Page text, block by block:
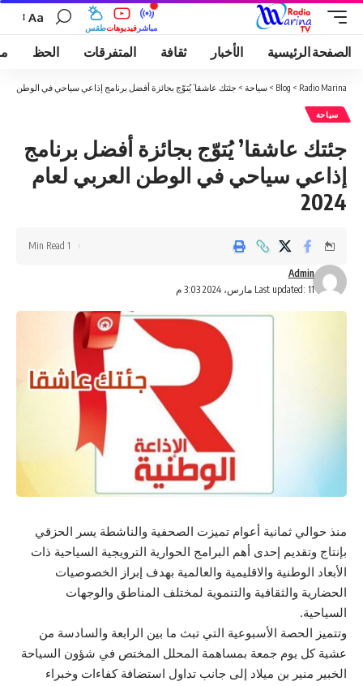
طقسفيديوهات مباشر
Aa
الصفحة الرئيسية الأخبار ثقافة المتفرقات الحظ
Radio Marina
>
Blog
> سياحة > جئتك عاشقا’ يُتوّج بجائزة أفضل برنامج إذاعي سياحي في الوطن العربي
سياحة
جئتك عاشقا’ يُتوّج بجائزة أفضل برنامج
إذاعي سياحي في الوطن العربي لعام
2024
Last updated: 11 مارس، 2024 3:03 م
Admin
1 Min Read
منذ حوالي ثمانية أعوام تميزت الصحفية والناشطة يسر الحزقي
بإنتاج وتقديم إحدى أهم البرامج الحوارية الترويجية السياحية ذات
الأبعاد الوطنية والاقليمية والعالمية بهدف إبراز الخصوصيات
الحضارية والثقافية والتنموية لمختلف المناطق والوجهات
السياحية.
وتتميز الحصة الأسبوعية التي تبث ما بين الرابعة والسادسة من
عشية كل يوم جمعة بمساهمة المحلل المختص في شؤون السياحة
الخبير منير بن ميلاد إلى جانب تداول استضافة كفاءات وخبراء